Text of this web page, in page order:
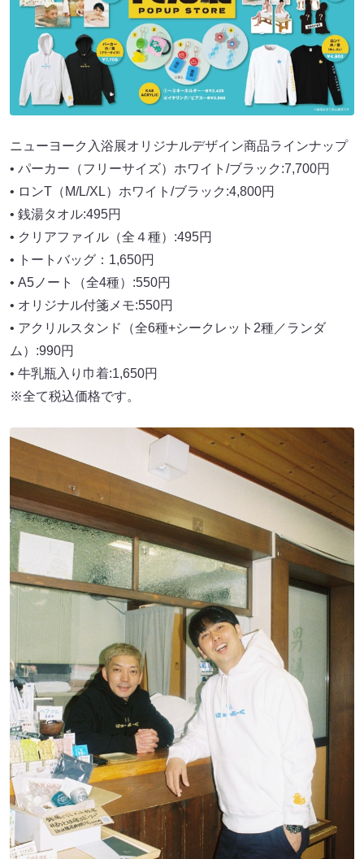
ニューヨーク入浴展オリジナルデザイン商品ラインナップ
• パーカー（フリーサイズ）ホワイト/ブラック:7,700円
• ロンT（M/L/XL）ホワイト/ブラック:4,800円
• 銭湯タオル:495円
• クリアファイル（全４種）:495円
• トートバッグ：1,650円
• A5ノート（全4種）:550円
• オリジナル付箋メモ:550円
• アクリルスタンド（全6種+シークレット2種／ランダ
ム）:990円
• 牛乳瓶入り巾着:1,650円
※全て税込価格です。